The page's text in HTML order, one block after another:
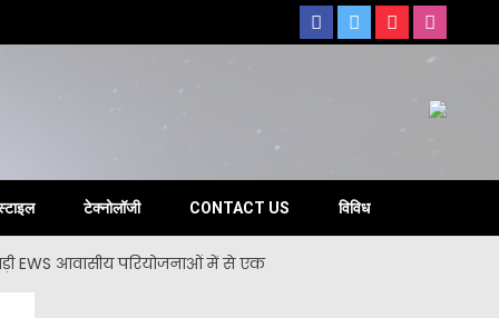
टेक्नोलॉजी CONTACT US विविध
EWS आवासीय परियोजनाओं में से एक